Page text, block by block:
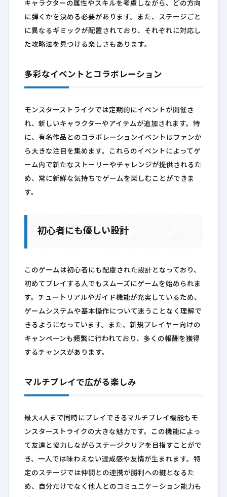
キャラクターの属性やスキルを考慮しながら、どの方向
に弾くかを決める必要があります。また、ステージごと
に異なるギミックが配置されており、それぞれに対応し
た攻略法を見つける楽しさもあります。
多彩なイベントとコラボレーション
モンスターストライクでは定期的にイベントが開催さ
れ、新しいキャラクターやアイテムが追加されます。特
に、有名作品とのコラボレーションイベントはファンか
ら大きな注目を集めます。これらのイベントによってゲ
ーム内で新たなストーリーやチャレンジが提供されるた
め、常に新鮮な気持ちでゲームを楽しむことができま
す。
初心者にも優しい設計
このゲームは初心者にも配慮された設計となっており、
初めてプレイする人でもスムーズにゲームを始められま
す。チュートリアルやガイド機能が充実しているため、
ゲームシステムや基本操作について迷うことなく理解で
きるようになっています。また、新規プレイヤー向けの
キャンペーンも頻繁に行われており、多くの報酬を獲得
するチャンスがあります。
マルチプレイで広がる楽しみ
最大4人まで同時にプレイできるマルチプレイ機能もモ
ンスターストライクの大きな魅力です。この機能によっ
て友達と協力しながらステージクリアを目指すことがで
き、一人では味わえない達成感や友情が生まれます。特
定のステージでは仲間との連携が勝利への鍵となるた
め、自分だけでなく他人とのコミュニケーション能力も